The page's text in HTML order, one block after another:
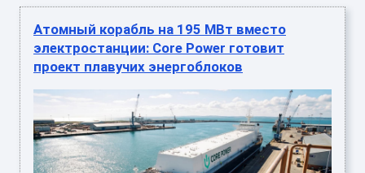
Атомный корабль на 195 МВт вместо
электростанции: Core Power готовит
проект плавучих энергоблоков